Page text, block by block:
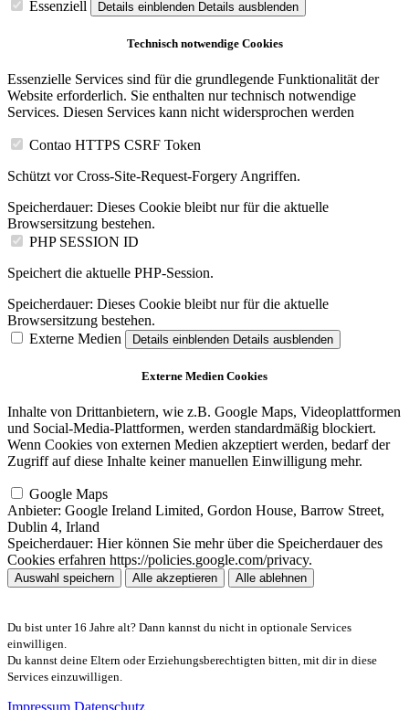
Essenziell Details einblenden Details ausblenden
Technisch notwendige Cookies
Essenzielle Services sind für die grundlegende Funktionalität der
Website erforderlich. Sie enthalten nur technisch notwendige
Services. Diesen Services kann nicht widersprochen werden
Contao HTTPS CSRF Token
Schützt vor Cross-Site-Request-Forgery Angriffen.
Speicherdauer: Dieses Cookie bleibt nur für die aktuelle
Browsersitzung bestehen.
PHP SESSION ID
Speichert die aktuelle PHP-Session.
Speicherdauer: Dieses Cookie bleibt nur für die aktuelle
Browsersitzung bestehen.
Externe Medien
Details einblenden Details ausblenden
Externe Medien Cookies
Inhalte von Drittanbietern, wie z.B. Google Maps, Videoplattformen
und Social-Media-Plattformen, werden standardmäßig blockiert.
Wenn Cookies von externen Medien akzeptiert werden, bedarf der
Zugriff auf diese Inhalte keiner manuellen Einwilligung mehr.
Google Maps
Anbieter: Google Ireland Limited, Gordon House, Barrow Street,
Dublin 4, Irland
Speicherdauer: Hier können Sie mehr über die Speicherdauer des
Cookies erfahren https://policies.google.com/privacy.
Auswahl speichern Alle akzeptieren Alle ablehnen
Du bist unter 16 Jahre alt? Dann kannst du nicht in optionale Services
einwilligen.
Du kannst deine Eltern oder Erziehungsberechtigten bitten, mit dir in diese
Services einzuwilligen.